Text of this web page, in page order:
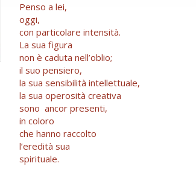
Penso a lei,
oggi,
con particolare intensità.
La sua figura
non è caduta nell’oblio;
il suo pensiero,
la sua sensibilità intellettuale,
la sua operosità creativa
sono ancor presenti,
in coloro
che hanno raccolto
l’eredità sua
spirituale.